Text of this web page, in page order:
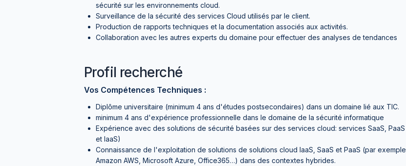
sécurité sur les environnements cloud.
Surveillance de la sécurité des services Cloud utilisés par le client.
Production de rapports techniques et la documentation associés aux activités.
Collaboration avec les autres experts du domaine pour effectuer des analyses de tendances
Profil recherché
Vos Compétences Techniques :
Diplôme universitaire (minimum 4 ans d'études postsecondaires) dans un domaine lié aux TIC.
minimum 4 ans d'expérience professionnelle dans le domaine de la sécurité informatique
Expérience avec des solutions de sécurité basées sur des services cloud: services SaaS, PaaS
et IaaS)
Connaissance de l'exploitation de solutions de solutions cloud IaaS, SaaS et PaaS (par exemple
Amazon AWS, Microsoft Azure, Office365…) dans des contextes hybrides.